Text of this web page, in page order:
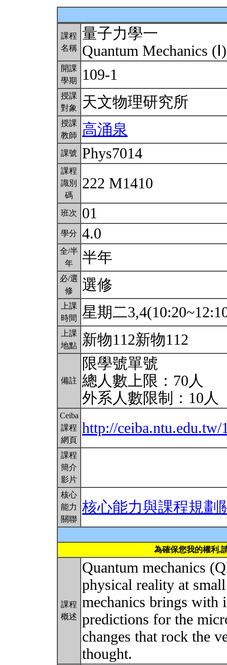
課程
名稱
量子力學一
Quantum Mechanics
開課
學期
109-1
授課
對象
天文物理研究所
授課
教師
高涌泉
課號 Phys7014
課程
識別
碼
222 M1410
班次 01
學分 4.0
全/半
年
半年
必/選
修
選修
上課
時間
星期二
上課
地點
新物112新物112
備註
限學號單號
總人數上限：70人
外系人數限制：10人
Ceiba
課程
網頁
http://ceiba.ntu.edu.tw/
課程
簡介
影片
核心
能力
關聯
核心能力與課程規劃
為確保您我的權利,
課程
概述
Quantum mechanics
physical reality at
mechanics brings with
predictions for the
changes that rock the
thought.